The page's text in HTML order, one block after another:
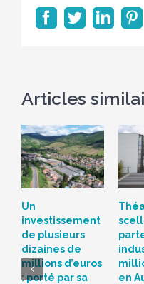
Facebook
Twitter
Articles
Un
investissement
de plusieurs
dizaines de
millions d’euros
: porté par sa
en